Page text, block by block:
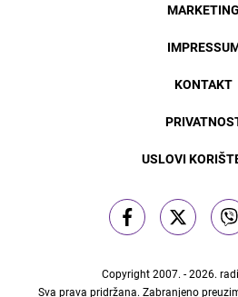
MARKETING
KONTAKT
USLOVI
Copyright 2007. - 2026.
Sva prava pridržana. Zabranjeno